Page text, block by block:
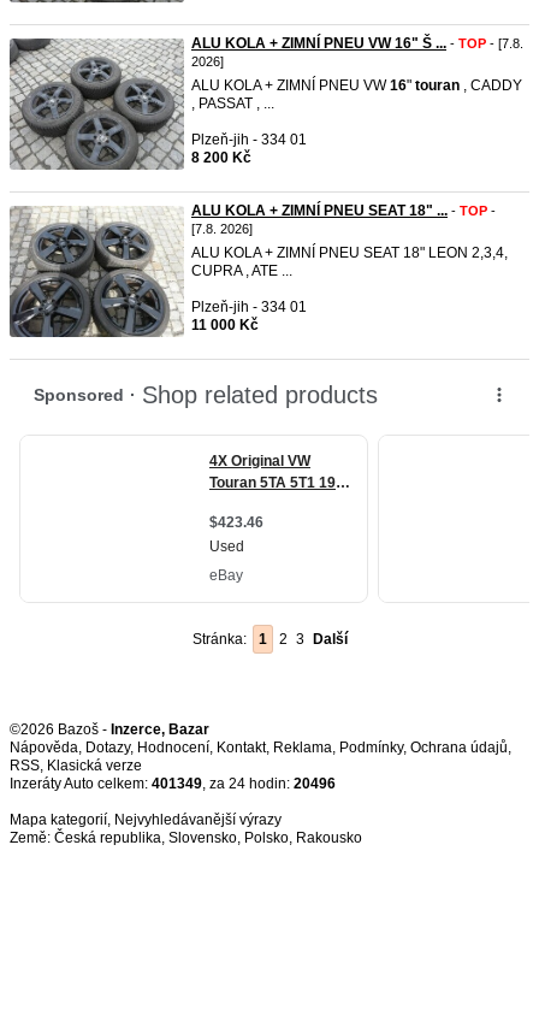
ALU KOLA + ZIMNÍ PNEU VW 16" Š ... - TOP - [7.8.
2026]
ALU KOLA + ZIMNÍ PNEU VW16" touran , CADDY
, PASSAT , ...
Plzeň-jih - 334 01
8 200 Kč
ALU KOLA + ZIMNÍ PNEU SEAT 18" ... - TOP -
[7.8. 2026]
ALU KOLA + ZIMNÍ PNEU SEAT 18" LEON 2,3,4,
CUPRA , ATE ...
Plzeň-jih - 334 01
11 000 Kč
Stránka: 1 2 3 Další
©2026 Bazoš - Inzerce, Bazar
Nápověda, Dotazy, Hodnocení, Kontakt, Reklama, Podmínky, Ochrana údajů,
RSS,
Inzeráty Auto celkem: 401349, za 24 hodin: 20496
Mapa kategorií, Nejvyhledávanější výrazy
Země: Česká republika, Slovensko, Polsko, Rakousko